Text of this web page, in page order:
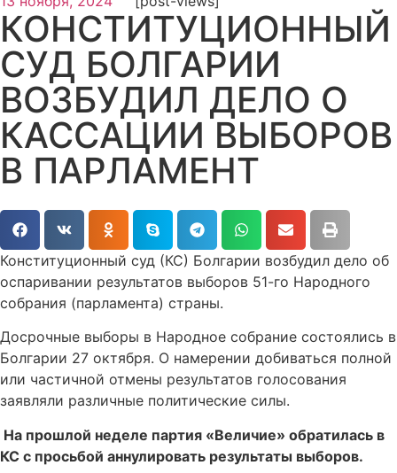
КОНСТИТУЦИОННЫЙ
СУД БОЛГАРИИ
ВОЗБУДИЛ ДЕЛО О
КАССАЦИИ ВЫБОРОВ
В ПАРЛАМЕНТ
Конституционный суд (КС) Болгарии возбудил дело об
оспаривании результатов выборов 51-го Народного
собрания (парламента) страны.
Досрочные выборы в Народное собрание состоялись в
Болгарии 27 октября. О намерении добиваться полной
или частичной отмены результатов голосования
заявляли различные политические силы.
На прошлой неделе партия «Величие» обратилась в
КС с просьбой аннулировать результаты выборов.